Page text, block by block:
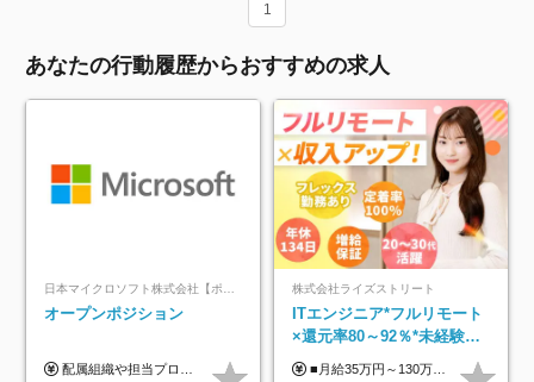
1
あなたの行動履歴からおすすめの求人
日本マイクロソフト株式会社【ポジションマッチ登録】
オープンポジション
配属組織や担当プロジェクトにより異なります。 ▼参考情報 ----------------------- 年俸650万～（1/12を月々支給） ※経験、能力を考慮の上、当社規定により優遇いたします。 ※時間外、休日出勤、深夜手当に対する賃金も基本年俸に含みます。
株式会社ライズストリート
ITエンジニア*フルリモート
×還元率80～92％*未経験歓
迎*年休134日*月給35万～*
■月給35万円～130万円＋賞与年2回＋各種手当 ※システムエンジニアの経験をお持ちの方は月給41万円以上＋賞与年2回（108万円～）＋手当 ■単価（年収）アップのチャンスは最大年12回 ※残業代は1分単位で100％全額支給。サービス残業などは一切ありません ※試用期間6ヵ月（試用期間中の待遇・給与に差はありません）